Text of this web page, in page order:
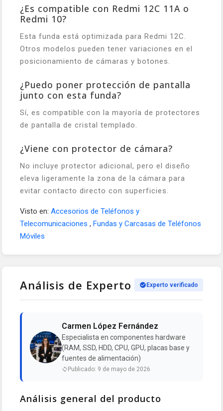
¿Es compatible con Redmi 12C 11A o
Redmi 10?
Esta funda está optimizada para Redmi 12C.
Otros modelos pueden tener variaciones en el
posicionamiento de cámaras y botones.
¿Puedo poner protección de pantalla
junto con esta funda?
Sí, es compatible con la mayoría de protectores
de pantalla de cristal templado.
¿Viene con protector de cámara?
No incluye protector adicional, pero el diseño
eleva ligeramente la zona de la cámara para
evitar contacto directo con superficies.
Visto en: Accesorios de Teléfonos y
Telecomunicaciones , Fundas y Carcasas de Teléfonos
Móviles
Análisis de Experto Experto verificado
Carmen López Fernández
Especialista en componentes hardware
(RAM, SSD, HDD, CPU, GPU, placas base y
fuentes de alimentación)
Publicado: 9 de mayo de 2026
Análisis general del producto